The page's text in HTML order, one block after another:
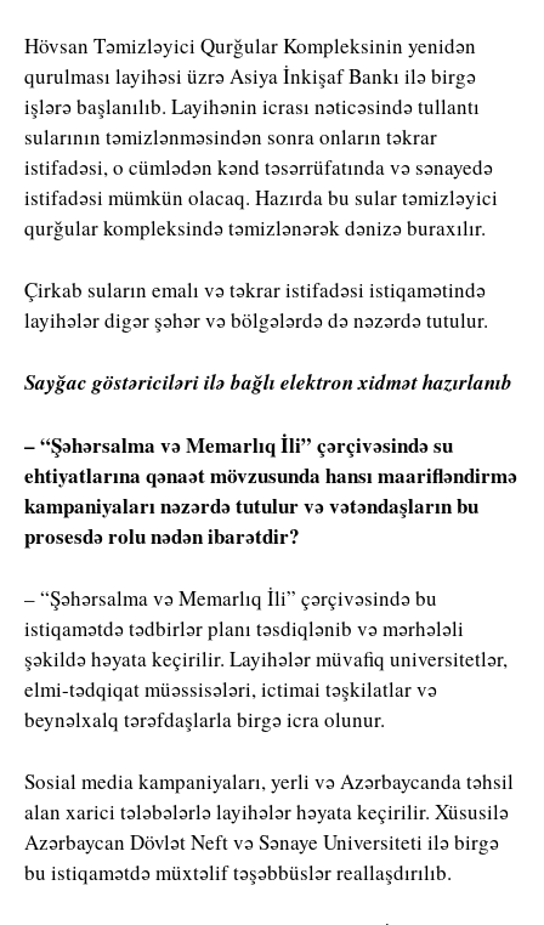
Hövsan Təmizləyici Qurğular Kompleksinin yenidən
qurulması layihəsi üzrə Asiya İnkişaf Bankı ilə birgə
işlərə başlanılıb. Layihənin icrası nəticəsində tullantı
sularının təmizlənməsindən sonra onların təkrar
istifadəsi, o cümlədən kənd təsərrüfatında və sənayedə
istifadəsi mümkün olacaq. Hazırda bu sular təmizləyici
qurğular kompleksində təmizlənərək dənizə buraxılır.
Çirkab suların emalı və təkrar istifadəsi istiqamətində
layihələr digər şəhər və bölgələrdə də nəzərdə tutulur.
Sayğac göstəriciləri ilə bağlı elektron xidmət hazırlanıb
– “Şəhərsalma və Memarlıq İli” çərçivəsində su
ehtiyatlarına qənaət mövzusunda hansı maarifləndirmə
kampaniyaları nəzərdə tutulur və vətəndaşların bu
prosesdə rolu nədən ibarətdir?
– “Şəhərsalma və Memarlıq İli” çərçivəsində bu
istiqamətdə tədbirlər planı təsdiqlənib və mərhələli
şəkildə həyata keçirilir. Layihələr müvafiq universitetlər,
elmi-tədqiqat müəssisələri, ictimai təşkilatlar və
beynəlxalq tərəfdaşlarla birgə icra olunur.
Sosial media kampaniyaları, yerli və Azərbaycanda təhsil
alan xarici tələbələrlə layihələr həyata keçirilir. Xüsusilə
Azərbaycan Dövlət Neft və Sənaye Universiteti ilə birgə
bu istiqamətdə müxtəlif təşəbbüslər reallaşdırılıb.